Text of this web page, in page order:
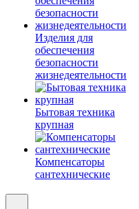
Изделия для
обеспечения
безопасности
жизнедеятельности
Бытовая техника
крупная
Компенсаторы
сантехнические